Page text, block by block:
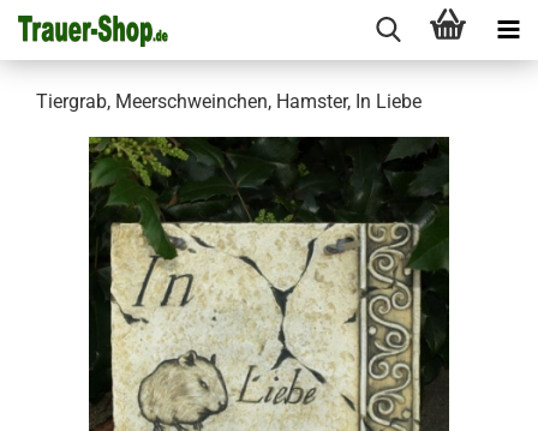
Tiergrab, Meerschweinchen, Hamster, In Liebe